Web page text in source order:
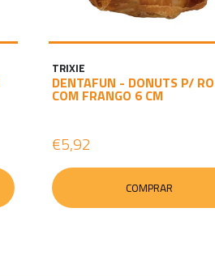
TRIXIE
DENTAFUN - DONUTS P/
COM FRANGO 6 CM
€5,92
COMPRAR